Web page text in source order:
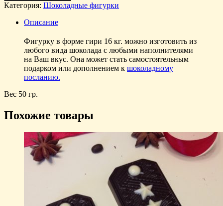
Категория: Шоколадные фигурки
Описание
Фигурку в форме гири 16 кг. можно изготовить из
любого вида шоколада с любыми наполнителями
на Ваш вкус. Она может стать самостоятельным
подарком или дополнением к шоколадному
посланию.
Вес 50 гр.
Похожие товары